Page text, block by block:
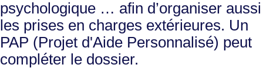
psychologique … afin d’organiser aussi
les prises en charges extérieures. Un
PAP (Projet d'Aide Personnalisé) peut
compléter le dossier.